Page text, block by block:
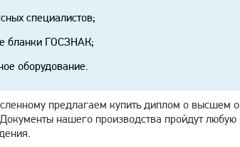
специалистов;
бланки ГОСЗНАК;
оборудование.
предлагаем купить диплом о высшем
нашего производства пройдут